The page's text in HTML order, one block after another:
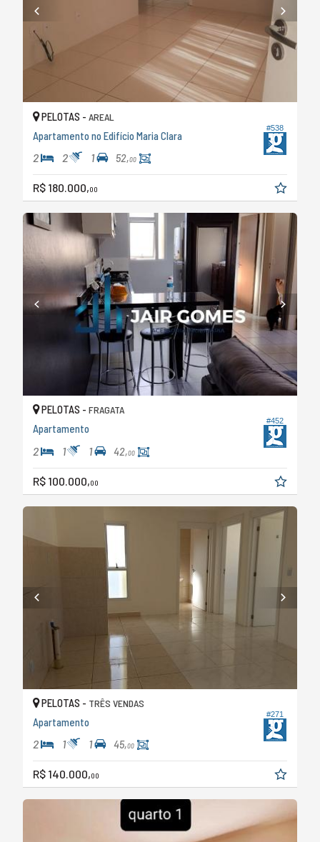
#538
PELOTAS - AREAL
Apartamento no Edifício Maria Clara
2 2 1 52,00
R$ 180.000,00
#452
PELOTAS - FRAGATA
Apartamento
2 1 1 42,00
R$ 100.000,00
#271
PELOTAS - TRÊS VENDAS
Apartamento
2 1 1 45,00
R$ 140.000,00